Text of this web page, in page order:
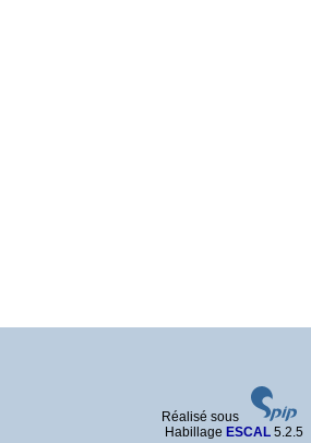
Réalisé sous
Habillage ESCAL5.2.5